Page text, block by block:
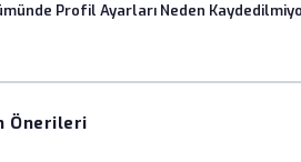
Profil Ayarları Neden
Önerileri